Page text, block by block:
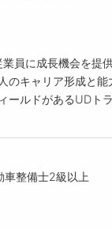
員に成長機会を提供
のキャリア形成と能
ールドがあるUDト
車整備士2級以上